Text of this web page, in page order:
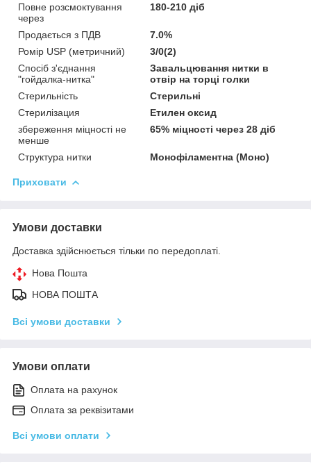
Повне розсмоктування
через
180-210 діб
Продається з ПДВ
7.0%
Ромір USP (метричний)
3/0(2)
Спосіб з'єднання
"гойдалка-нитка"
Завальцювання нитки в
отвір на торці голки
Стерильність
Стерильні
Стерилізация
Етилен оксид
збереження міцності не
менше
65% міцності через 28 діб
Структура нитки Монофіламентна (Моно)
Приховати
Умови доставки
Доставка здійснюється тільки по передоплаті.
Нова Пошта
НОВА ПОШТА
Всі умови доставки
Умови оплати
Оплата на рахунок
Оплата за реквізитами
Всі умови оплати